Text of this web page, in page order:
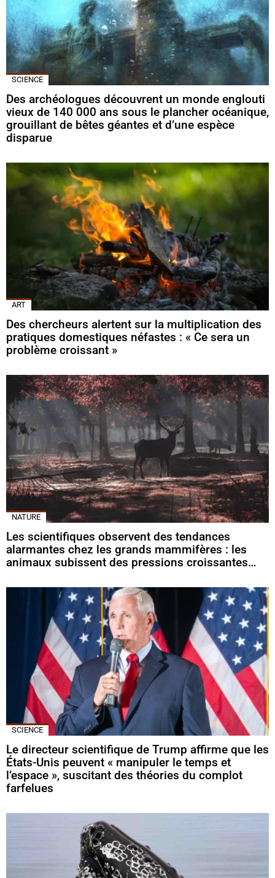
SCIENCE
Des archéologues découvrent un monde englouti
vieux de 140 000 ans sous le plancher océanique,
grouillant de bêtes géantes et d’une espèce
disparue
ART
Des chercheurs alertent sur la multiplication des
pratiques domestiques néfastes : « Ce sera un
problème croissant »
NATURE
Les scientifiques observent des tendances
alarmantes chez les grands mammifères : les
animaux subissent des pressions croissantes…
SCIENCE
Le directeur scientifique de Trump affirme que les
États-Unis peuvent « manipuler le temps et
l’espace », suscitant des théories du complot
farfelues